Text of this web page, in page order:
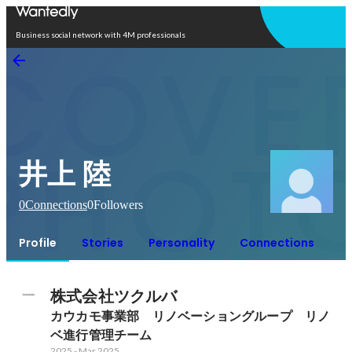
Business social network with 4M professionals
井上 陸
0Connections0Followers
Profile Stories Personality Connections
株式会社ツクルバ
カウカモ事業部　リノベーショングループ　リノ
ベ進行管理チーム